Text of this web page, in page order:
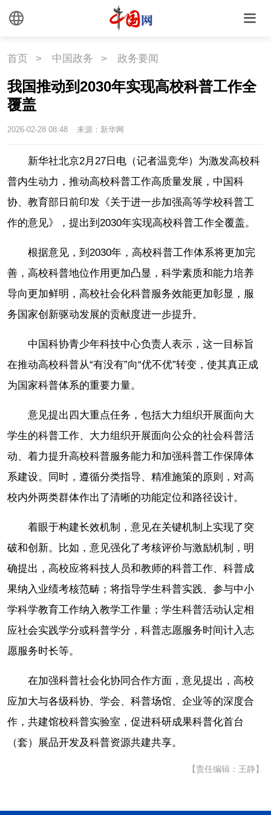
首页 > 中国政务 > 政务要闻
我国推动到2030年实现高校科普工作全
覆盖
2026-02-28 08:48 来源：新华网
新华社北京2月27日电（记者温竞华）为激发高校科
普内生动力，推动高校科普工作高质量发展，中国科
协、教育部日前印发《关于进一步加强高等学校科普工
作的意见》，提出到2030年实现高校科普工作全覆盖。
根据意见，到2030年，高校科普工作体系将更加完
善，高校科普地位作用更加凸显，科学素质和能力培养
导向更加鲜明，高校社会化科普服务效能更加彰显，服
务国家创新驱动发展的贡献度进一步提升。
中国科协青少年科技中心负责人表示，这一目标旨
在推动高校科普从“有没有”向“优不优”转变，使其真正成
为国家科普体系的重要力量。
意见提出四大重点任务，包括大力组织开展面向大
学生的科普工作、大力组织开展面向公众的社会科普活
动、着力提升高校科普服务能力和加强科普工作保障体
系建设。同时，遵循分类指导、精准施策的原则，对高
校内外两类群体作出了清晰的功能定位和路径设计。
着眼于构建长效机制，意见在关键机制上实现了突
破和创新。比如，意见强化了考核评价与激励机制，明
确提出，高校应将科技人员和教师的科普工作、科普成
果纳入业绩考核范畴；将指导学生科普实践、参与中小
学科学教育工作纳入教学工作量；学生科普活动认定相
应社会实践学分或科普学分，科普志愿服务时间计入志
愿服务时长等。
在加强科普社会化协同合作方面，意见提出，高校
应加大与各级科协、学会、科普场馆、企业等的深度合
作，共建馆校科普实验室，促进科研成果科普化首台
（套）展品开发及科普资源共建共享。
【责任编辑：王静】